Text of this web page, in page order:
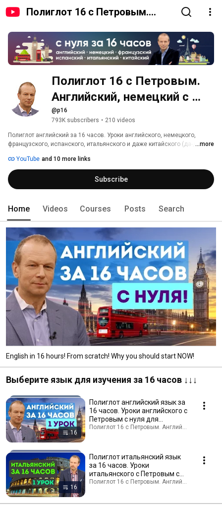
Полиглот 16 с Петровым.
за 16 часов для начинающих
Полиглот 16 с Петровым.
Английский, немецкий с
нуля за 16 часов для
@p16
793K subscribers • 210 videos
Полиглот английский за 16 часов. Уроки английского, немецкого,
французского, испанского, итальянского и даже китайского (да-да!)
курсов – известный переводчик и полиглот Дмитрий Петров.
Официальный ютуб канал передачи на телеканале Культура поможет
любому начинающему на практике овладеть иностранным языком за
короткое время. Советуем смотреть видеоуроки (полная версия или
все необходимые таблицы английских времен, правильные и
выполнения упражнений на тренажере  или в мобильном приложении
Английский за 16 часов, которое скачать на официальном сайте или
торренте. Другие языки, например турецкий и польский с Петром
Дмитриевым будут доступны онлайн в дополнении к существующим
выпускам хинди, а также португальского и китайского языков.
...more
YouTube and 10 more links
Subscribe
Home Videos Courses Posts Search
English in 16 hours! From scratch! Why you should start NOW!
Выберите язык для изучения за 16 часов ↓↓↓
16
Полиглот английский язык за
16 часов. Уроки английского с
Петровым с нуля для
начинающих бесплатно
Полиглот 16 с Петровым. Английский,
16
Полиглот итальянский язык
за 16 часов. Уроки
итальянского с Петровым с
нуля для начинающих -
Полиглот 16 с Петровым. Английский,